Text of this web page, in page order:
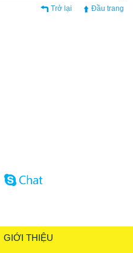
Trở lại Đầu trang
GIỚI THIỆU